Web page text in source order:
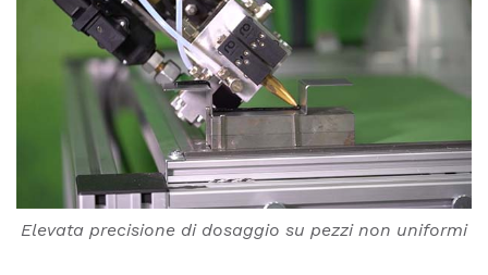
Elevata precisione di dosaggio su pezzi non uniformi